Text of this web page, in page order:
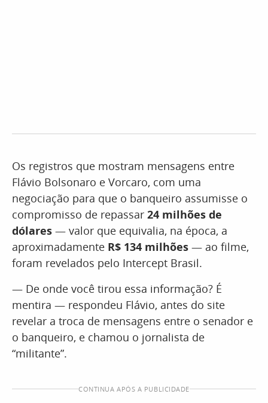
Os registros que mostram mensagens entre
Flávio Bolsonaro e Vorcaro, com uma
negociação para que o banqueiro assumisse o
compromisso de repassar 24 milhões de
dólares — valor que equivalia, na época, a
aproximadamente R$ 134 milhões — ao filme,
foram revelados pelo Intercept Brasil.
— De onde você tirou essa informação? É
mentira — respondeu Flávio, antes do site
revelar a troca de mensagens entre o senador e
o banqueiro, e chamou o jornalista de
“militante”.
CONTINUA APÓS A PUBLICIDADE